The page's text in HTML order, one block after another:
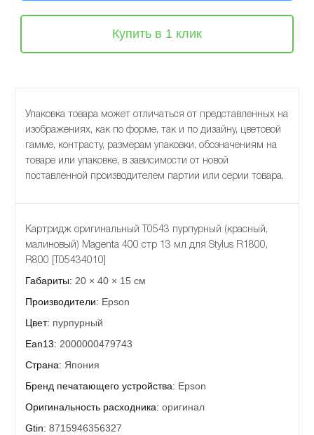
Купить в 1 клик
Упаковка товара может отличаться от представленных на
изображениях, как по форме, так и по дизайну, цветовой
гамме, контрасту, размерам упаковки, обозначениям на
товаре или упаковке, в зависимости от новой
поставленной производителем партии или серии товара.
Картридж оригинальный T0543 пурпурный (красный,
малиновый) Magenta 400 стр 13 мл для Stylus R1800,
R800 [T05434010]
Габариты: 20 × 40 × 15 см
Производители: Epson
Цвет: пурпурный
Ean13: 2000000479743
Страна: Япония
Бренд печатающего устройства: Epson
Оригинальность расходника: оригинал
Gtin: 8715946356327